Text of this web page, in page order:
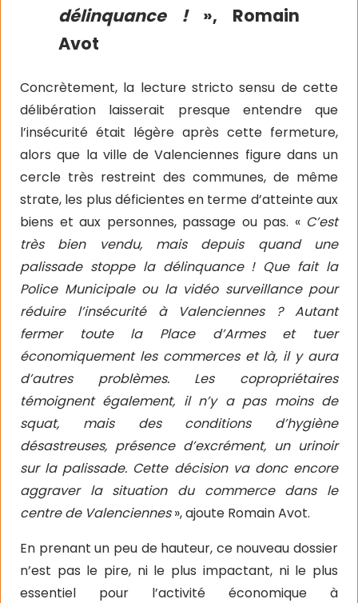
délinquance !», Romain
Avot
Concrètement, la lecture stricto sensu de cette
délibération laisserait presque entendre que
l’insécurité était légère après cette fermeture,
alors que la ville de Valenciennes figure dans un
cercle très restreint des communes, de même
strate, les plus déficientes en terme d’atteinte aux
biens et aux personnes, passage ou pas. « C’est
très bien vendu, mais depuis quand une
palissade stoppe la délinquance ! Que fait la
Police Municipale ou la vidéo surveillance pour
réduire l’insécurité à Valenciennes ? Autant
fermer toute la Place d’Armes et tuer
économiquement les commerces et là, il y aura
d’autres problèmes. Les copropriétaires
témoignent également, il n’y a pas moins de
squat, mais des conditions d’hygiène
désastreuses, présence d’excrément, un urinoir
sur la palissade. Cette décision va donc encore
aggraver la situation du commerce dans le
centre de Valenciennes», ajoute Romain Avot.
En prenant un peu de hauteur, ce nouveau dossier
n’est pas le pire, ni le plus impactant, ni le plus
essentiel pour l’activité économique à